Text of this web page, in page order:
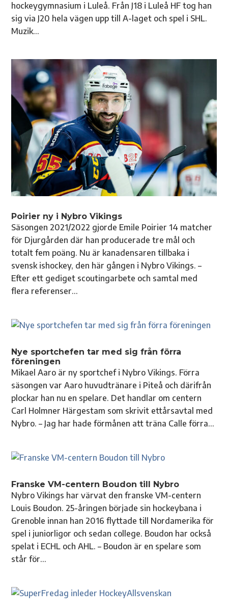
hockeygymnasium i Luleå. Från J18 i Luleå HF tog han
sig via J20 hela vägen upp till A-laget och spel i SHL.
Muzik...
Poirier ny i Nybro Vikings
Säsongen 2021/2022 gjorde Emile Poirier 14 matcher
för Djurgården där han producerade tre mål och
totalt fem poäng. Nu är kanadensaren tillbaka i
svensk ishockey, den här gången i Nybro Vikings. –
Efter ett gediget scoutingarbete och samtal med
flera referenser...
Nye sportchefen tar med sig från förra
föreningen
Mikael Aaro är ny sportchef i Nybro Vikings. Förra
säsongen var Aaro huvudtränare i Piteå och därifrån
plockar han nu en spelare. Det handlar om centern
Carl Holmner Härgestam som skrivit ettårsavtal med
Nybro. – Jag har hade förmånen att träna Calle förra...
Franske VM-centern Boudon till Nybro
Nybro Vikings har värvat den franske VM-centern
Louis Boudon. 25-åringen började sin hockeybana i
Grenoble innan han 2016 flyttade till Nordamerika för
spel i juniorligor och sedan college. Boudon har också
spelat i ECHL och AHL. – Boudon är en spelare som
står för...